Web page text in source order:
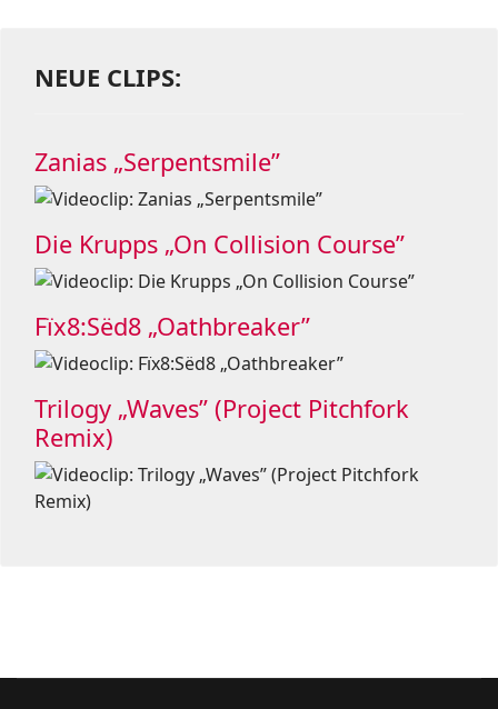
NEUE CLIPS:
Zanias „Serpentsmile”
Die Krupps „On Collision Course”
Fïx8:Sëd8 „Oathbreaker”
Trilogy „Waves” (Project Pitchfork
Remix)